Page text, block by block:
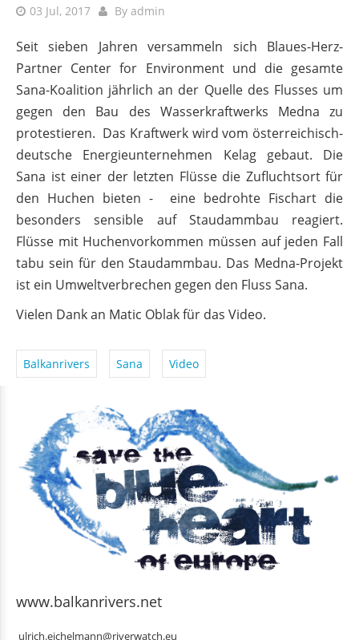
03 Jul, 2017 By admin
Seit sieben Jahren versammeln sich Blaues-Herz-
Partner Center for Environment und die gesamte
Sana-Koalition jährlich an der Quelle des Flusses um
gegen den Bau des Wasserkraftwerks Medna zu
protestieren. Das Kraftwerk wird vom österreichisch-
deutsche Energieunternehmen Kelag gebaut. Die
Sana ist einer der letzten Flüsse die Zufluchtsort für
den Huchen bieten - eine bedrohte Fischart die
besonders sensible auf Staudammbau reagiert.
Flüsse mit Huchenvorkommen müssen auf jeden Fall
tabu sein für den Staudammbau. Das Medna-Projekt
ist ein Umweltverbrechen gegen den Fluss Sana.
Vielen Dank an Matic Oblak für das Video.
Balkanrivers Sana Video
www.balkanrivers.net
ulrich.eichelmann@riverwatch.eu